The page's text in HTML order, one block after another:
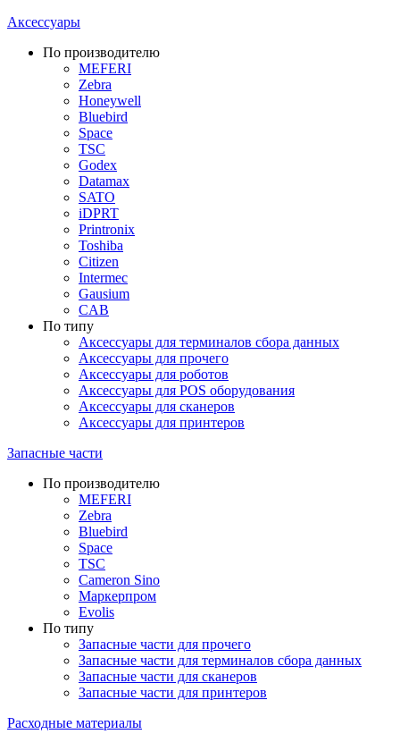
Аксессуары
По производителю
MEFERI
Zebra
Honeywell
Bluebird
Space
TSC
Godex
Datamax
SATO
iDPRT
Printronix
Toshiba
Citizen
Intermec
Gausium
CAB
По типу
Аксессуары для терминалов сбора данных
Аксессуары для прочего
Аксессуары для роботов
Аксессуары для POS оборудования
Аксессуары для сканеров
Аксессуары для принтеров
Запасные части
По производителю
MEFERI
Zebra
Bluebird
Space
TSC
Cameron Sino
Маркерпром
Evolis
По типу
Запасные части для прочего
Запасные части для терминалов сбора данных
Запасные части для сканеров
Запасные части для принтеров
Расходные материалы